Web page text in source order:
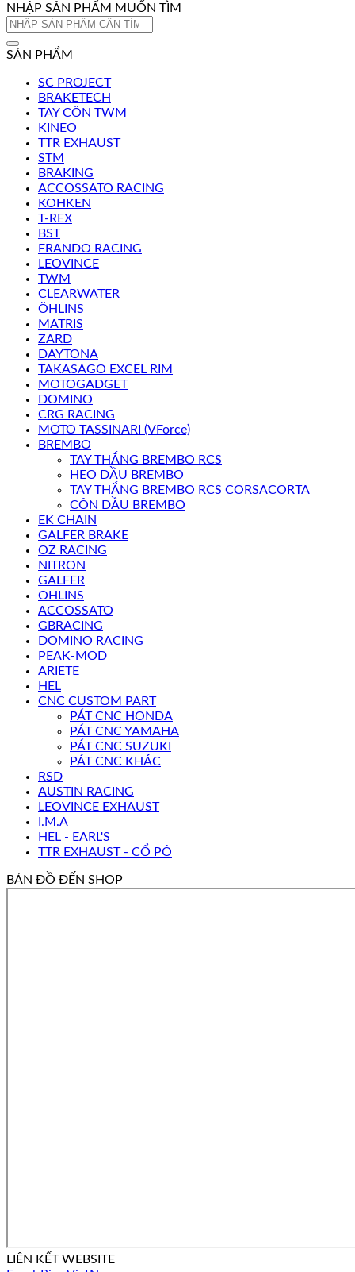
NHẬP SẢN PHẨM MUỐN TÌM
Tìm
SẢN PHẨM
SC PROJECT
BRAKETECH
TAY CÔN TWM
KINEO
TTR EXHAUST
STM
BRAKING
ACCOSSATO RACING
KOHKEN
T-REX
BST
FRANDO RACING
LEOVINCE
TWM
CLEARWATER
ÖHLINS
MATRIS
ZARD
DAYTONA
TAKASAGO EXCEL RIM
MOTOGADGET
DOMINO
CRG RACING
MOTO TASSINARI (VForce)
BREMBO
TAY THẮNG BREMBO RCS
HEO DẦU BREMBO
TAY THẮNG BREMBO RCS CORSACORTA
CÔN DẦU BREMBO
EK CHAIN
GALFER BRAKE
OZ RACING
NITRON
GALFER
OHLINS
ACCOSSATO
GBRACING
DOMINO RACING
PEAK-MOD
ARIETE
HEL
CNC CUSTOM PART
PÁT CNC HONDA
PÁT CNC YAMAHA
PÁT CNC SUZUKI
PÁT CNC KHÁC
RSD
AUSTIN RACING
LEOVINCE EXHAUST
I.M.A
HEL - EARL'S
TTR EXHAUST - CỔ PÔ
BẢN ĐỒ ĐẾN SHOP
LIÊN KẾT WEBSITE